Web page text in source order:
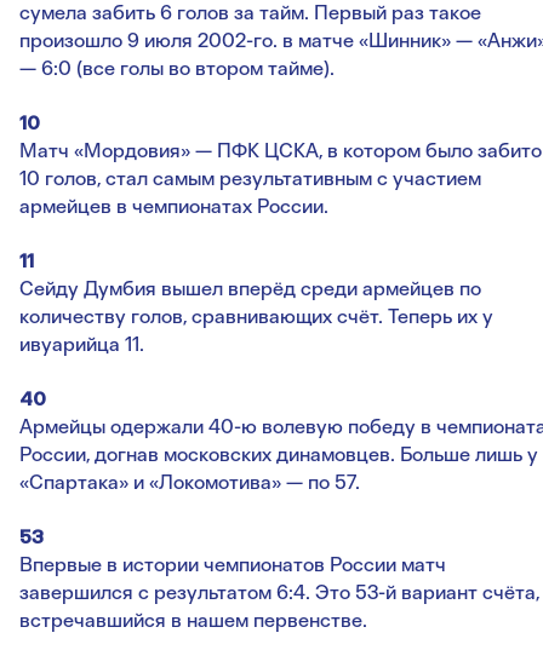
сумела забить 6 голов за тайм. Первый раз такое
произошло 9 июля 2002-го. в матче «Шинник» —
— 6:0 (все голы во втором тайме).
10
Матч «Мордовия» — ПФК ЦСКА, в котором было забито
10 голов, стал самым результативным с участием
армейцев в чемпионатах России.
11
Сейду Думбия вышел вперёд среди армейцев по
количеству голов, сравнивающих счёт. Теперь их у
ивуарийца 11.
40
Армейцы одержали 40-ю волевую победу в
России, догнав московских динамовцев. Больше лишь у
«Спартака» и «Локомотива» — по 57.
53
Впервые в истории чемпионатов России матч
завершился с результатом 6:4. Это 53-й вариант счёта,
встречавшийся в нашем первенстве.